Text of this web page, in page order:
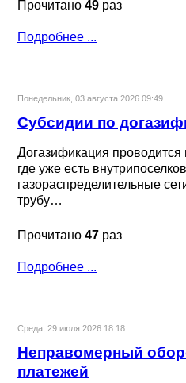
Прочитано 49 раз
Подробнее ...
Понедельник, 03 августа 2026 09:49
Субсидии по
Догазификация проводится
где уже есть
газораспределительные
трубу…
Прочитано 47 раз
Подробнее ...
Среда, 29 июля 2026 18:18
Неправомерный
платежей